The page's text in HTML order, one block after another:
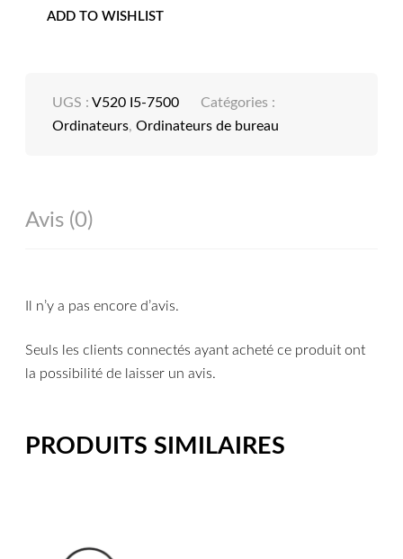
ADD TO WISHLIST
UGS :V520 I5-7500
Catégories :
Ordinateurs,Ordinateurs de bureau
Avis (0)
Il n’y a pas encore d’avis.
Seuls les clients connectés ayant acheté ce produit ont
la possibilité de laisser un avis.
PRODUITS SIMILAIRES